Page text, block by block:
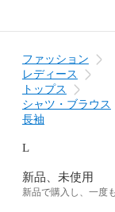
ファッション
レディース
トップス
シャツ・ブラウス
長袖
L
新品、未使用
新品で購入し、一度